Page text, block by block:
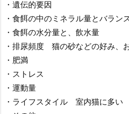
・遺伝的要因
・食餌の中のミネラル量とバラン
・食餌の水分量と、飲水量
・排尿頻度 猫の砂などの好み、
・肥満
・ストレス
・運動量
・ライフスタイル 室内猫に多い